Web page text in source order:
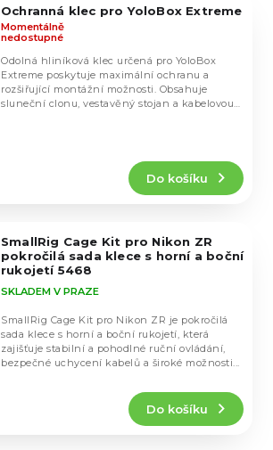
Ochranná klec pro YoloBox Extreme
Momentálně
nedostupné
Do košíku
Odolná hliníková klec určená pro YoloBox
Extreme poskytuje maximální ochranu a
rozšiřující montážní možnosti. Obsahuje
sluneční clonu, vestavěný stojan a kabelovou
SmallRig Cage Kit pro Nikon ZR
pokročilá sada klece s horní a boční
rukojetí 5468
SKLADEM V PRAZE
Do košíku
SmallRig Cage Kit pro Nikon ZR je pokročilá
sada klece s horní a boční rukojetí, která
zajišťuje stabilní a pohodlné ruční ovládání,
bezpečné uchycení kabelů a široké možnosti...